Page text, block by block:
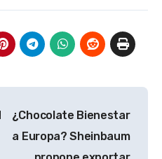
¿Chocolate Bienestar
a Europa? Sheinbaum